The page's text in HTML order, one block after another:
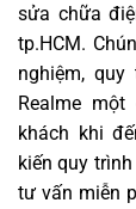
sửa chữa
tp.HCM.
nghiệm,
Realme
khách khi
kiến quy
tư vấn miễn